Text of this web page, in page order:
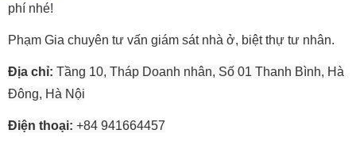
phí nhé!
Phạm Gia chuyên tư vấn giám sát nhà ở, biệt thự tư nhân.
Địa chỉ: Tầng 10, Tháp Doanh nhân, Số 01 Thanh Bình, Hà
Đông, Hà Nội
Điện thoại: +84 941664457